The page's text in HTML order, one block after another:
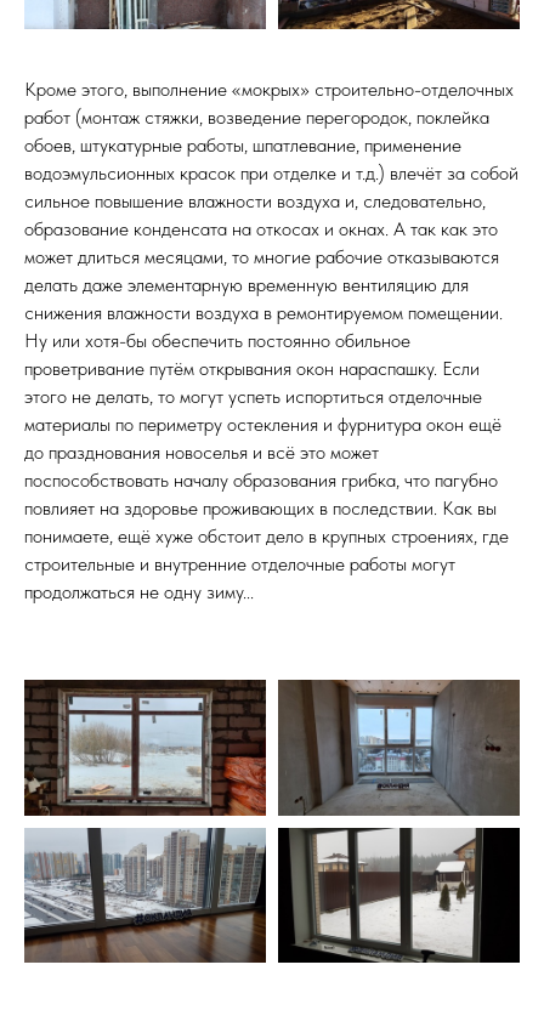
Кроме этого, выполнение «мокрых» строительно-отделочных
работ (монтаж стяжки, возведение перегородок, поклейка
обоев, штукатурные работы, шпатлевание, применение
водоэмульсионных красок при отделке и т.д.) влечёт за собой
сильное повышение влажности воздуха и, следовательно,
образование конденсата на откосах и окнах. А так как это
может длиться месяцами, то многие рабочие отказываются
делать даже элементарную временную вентиляцию для
снижения влажности воздуха в ремонтируемом помещении.
Ну или хотя-бы обеспечить постоянно обильное
проветривание путём открывания окон нараспашку. Если
этого не делать, то могут успеть испортиться отделочные
материалы по периметру остекления и фурнитура окон ещё
до празднования новоселья и всё это может
поспособствовать началу образования грибка, что пагубно
повлияет на здоровье проживающих в последствии. Как вы
понимаете, ещё хуже обстоит дело в крупных строениях, где
строительные и внутренние отделочные работы могут
продолжаться не одну зиму...